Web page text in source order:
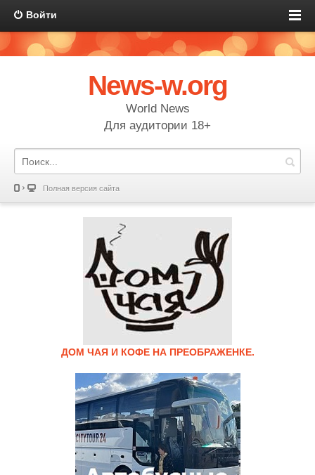
Войти
News-w.org
World News
Для аудитории 18+
Полная версия сайта
ДОМ ЧАЯ И КОФЕ НА ПРЕОБРАЖЕНКЕ.